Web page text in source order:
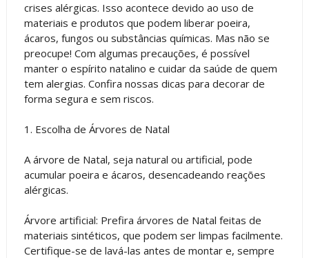
crises alérgicas. Isso acontece devido ao uso de
materiais e produtos que podem liberar poeira,
ácaros, fungos ou substâncias químicas. Mas não se
preocupe! Com algumas precauções, é possível
manter o espírito natalino e cuidar da saúde de quem
tem alergias. Confira nossas dicas para decorar de
forma segura e sem riscos.
1. Escolha de Árvores de Natal
A árvore de Natal, seja natural ou artificial, pode
acumular poeira e ácaros, desencadeando reações
alérgicas.
Árvore artificial: Prefira árvores de Natal feitas de
materiais sintéticos, que podem ser limpas facilmente.
Certifique-se de lavá-las antes de montar e, sempre